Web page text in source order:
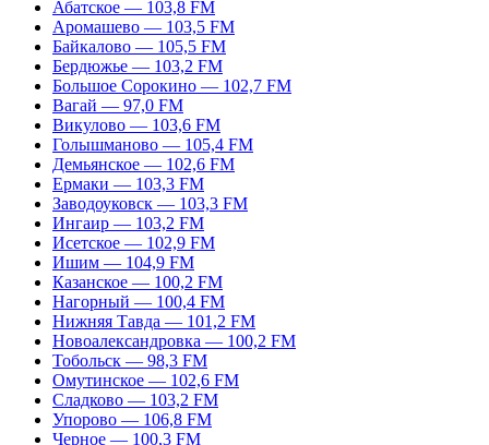
Абатское — 103,8 FM
Аромашево — 103,5 FM
Байкалово — 105,5 FM
Бердюжье — 103,2 FM
Большое Сорокино — 102,7 FM
Вагай — 97,0 FM
Викулово — 103,6 FM
Голышманово — 105,4 FM
Демьянское — 102,6 FM
Ермаки — 103,3 FM
Заводоуковск — 103,3 FM
Ингаир — 103,2 FM
Исетское — 102,9 FM
Ишим — 104,9 FM
Казанское — 100,2 FM
Нагорный — 100,4 FM
Нижняя Тавда — 101,2 FM
Новоалександровка — 100,2 FM
Тобольск — 98,3 FM
Омутинское — 102,6 FM
Сладково — 103,2 FM
Упорово — 106,8 FM
Черное — 100,3 FM